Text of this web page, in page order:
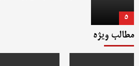
5
مطالب ویژه